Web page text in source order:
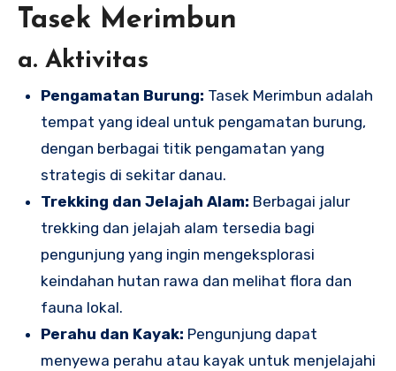
Tasek Merimbun
a. Aktivitas
Pengamatan Burung: Tasek Merimbun adalah
tempat yang ideal untuk pengamatan burung,
dengan berbagai titik pengamatan yang
strategis di sekitar danau.
Trekking dan Jelajah Alam: Berbagai jalur
trekking dan jelajah alam tersedia bagi
pengunjung yang ingin mengeksplorasi
keindahan hutan rawa dan melihat flora dan
fauna lokal.
Perahu dan Kayak: Pengunjung dapat
menyewa perahu atau kayak untuk menjelajahi